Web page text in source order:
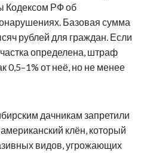
Кодексом РФ об
Базовая сумма
рублей для граждан. Если
определена, штраф
0,5–1% от неё, но не менее
дачникам запретили
клён, который
видов, угрожающих